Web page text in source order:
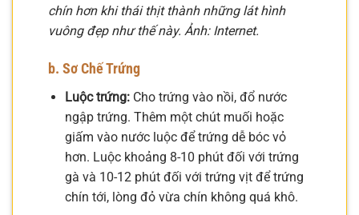
chín hơn khi thái thịt thành những lát hình
vuông đẹp như thế này. Ảnh: Internet.
b. Sơ Chế Trứng
Luộc trứng:Cho trứng vào nồi, đổ nước
ngập trứng. Thêm một chút muối hoặc
giấm vào nước luộc để trứng dễ bóc vỏ
hơn. Luộc khoảng 8-10 phút đối với trứng
gà và 10-12 phút đối với trứng vịt để trứng
chín tới, lòng đỏ vừa chín không quá khô.